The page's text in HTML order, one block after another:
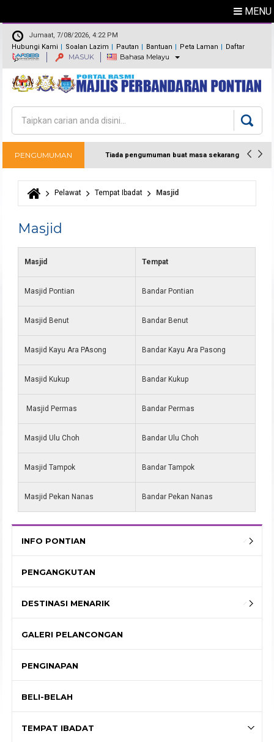
MENU
Jumaat, 7/08/2026, 4:22 PM
Hubungi Kami
Direktori
Soalan Lazim Pautan Bantuan Peta Laman Daftar
MASUK Bahasa Melayu
Borang carian
PENGUMUMAN Tiada pengumuman buat masa sekarang
Anda di sini
Pelawat Tempat Ibadat Masjid
Masjid
Masjid Tempat
Masjid Pontian Bandar Pontian
Masjid Benut Bandar Benut
Masjid Kayu Ara PAsong Bandar Kayu Ara Pasong
Masjid Kukup Bandar Kukup
Masjid Permas Bandar Permas
Masjid Ulu Choh Bandar Ulu Choh
Masjid Tampok Bandar Tampok
Masjid Pekan Nanas Bandar Pekan Nanas
INFO PONTIAN
PENGANGKUTAN
DESTINASI MENARIK
GALERI PELANCONGAN
PENGINAPAN
BELI-BELAH
TEMPAT IBADAT